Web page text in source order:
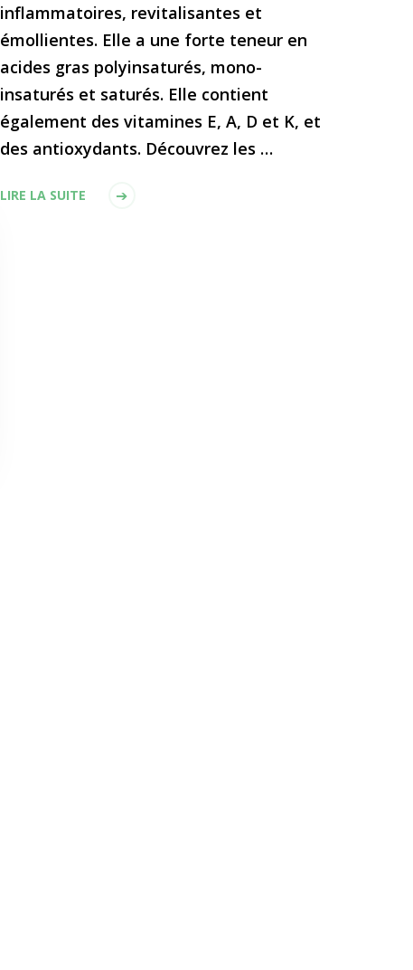
inflammatoires, revitalisantes et
émollientes. Elle a une forte teneur en
acides gras polyinsaturés, mono-
insaturés et saturés. Elle contient
également des vitamines E, A, D et K, et
des antioxydants. Découvrez les …
LIRE LA SUITE